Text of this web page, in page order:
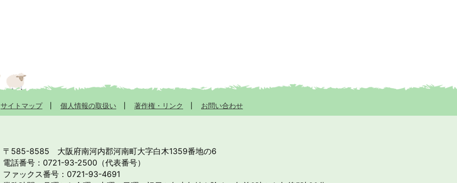
サイトマップ 個人情報の取扱い 著作権・リンク お問い合わせ
〒585-8585 大阪府南河内郡河南町大字白木1359番地の6
電話番号：0721-93-2500（代表番号）
ファックス番号：0721-93-4691